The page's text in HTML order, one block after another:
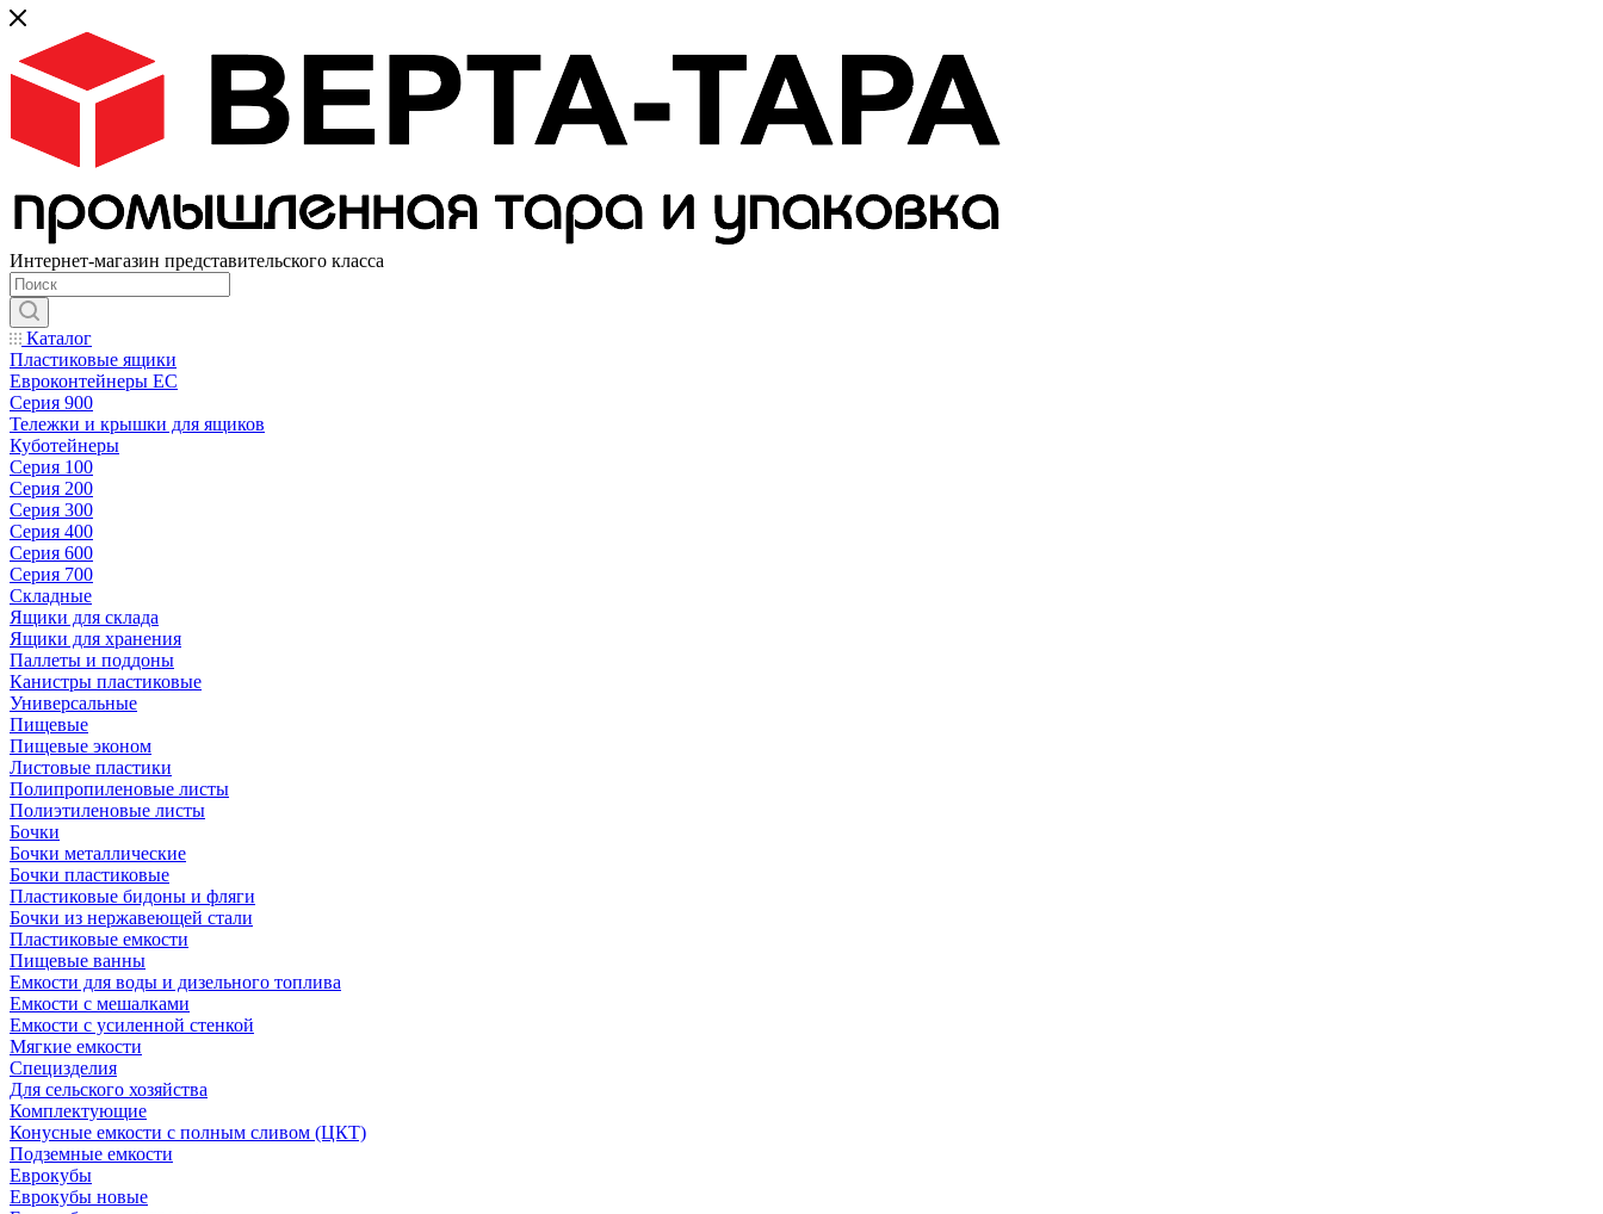
Интернет-магазин представительского класса
Каталог
Пластиковые ящики
Евроконтейнеры ЕС
Серия 900
Тележки и крышки для ящиков
Куботейнеры
Серия 100
Серия 200
Серия 300
Серия 400
Серия 600
Серия 700
Складные
Ящики для склада
Ящики для хранения
Паллеты и поддоны
Канистры пластиковые
Универсальные
Пищевые
Пищевые эконом
Листовые пластики
Полипропиленовые листы
Полиэтиленовые листы
Бочки
Бочки металлические
Бочки пластиковые
Пластиковые бидоны и фляги
Бочки из нержавеющей стали
Пластиковые емкости
Пищевые ванны
Емкости для воды и дизельного топлива
Емкости с мешалками
Емкости с усиленной стенкой
Мягкие емкости
Специзделия
Для сельского хозяйства
Комплектующие
Конусные емкости с полным сливом (ЦКТ)
Подземные емкости
Еврокубы
Еврокубы новые